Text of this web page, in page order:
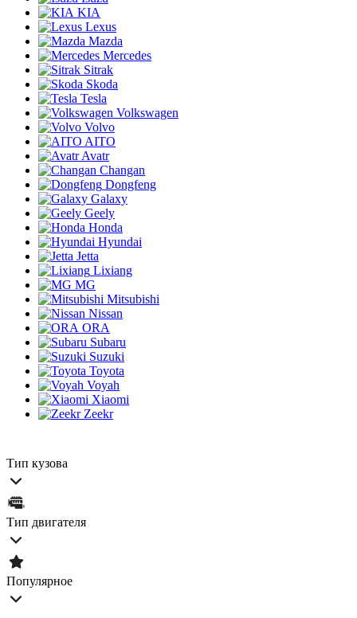
KIA
Lexus
Mazda
Mercedes
Sitrak
Skoda
Tesla
Volkswagen
Volvo
AITO
Avatr
Changan
Dongfeng
Galaxy
Geely
Honda
Hyundai
Jetta
Lixiang
MG
Mitsubishi
Nissan
ORA
Subaru
Suzuki
Toyota
Voyah
Xiaomi
Zeekr
Тип кузова
Тип двигателя
Популярное